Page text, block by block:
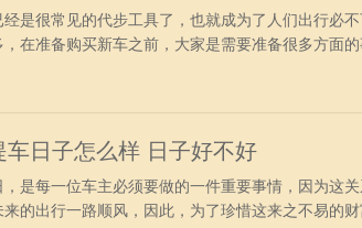
是很常见的代步工具了，也就成为了人们出行必
在准备购买新车之前，大家是需要准备很多方面
日子怎么样 日子好不好
是每一位车主必须要做的一件重要事情，因为这
的出行一路顺风，因此，为了珍惜这来之不易的